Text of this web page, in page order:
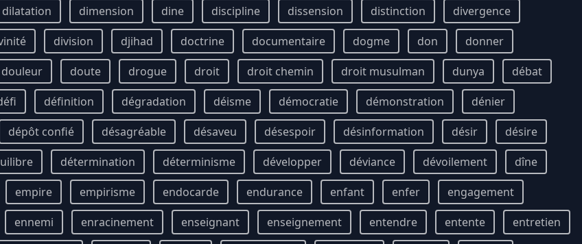
dilatation dimension dine discipline dissension distinction
divergence
division djihad doctrine documentaire dogme don
donner
douleur doute drogue droit droit chemin droit musulman dunya
débat
définition dégradation déisme démocratie démonstration
dénier
dépôt confié désagréable désaveu désespoir désinformation désir
désire
détermination déterminisme développer déviance dévoilement
dîne
empire empirisme endocarde endurance enfant enfer
engagement
ennemi enracinement enseignant enseignement entendre entente
entretien